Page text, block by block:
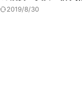
2019/8/30